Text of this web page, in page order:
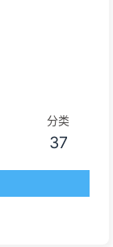
分类
37